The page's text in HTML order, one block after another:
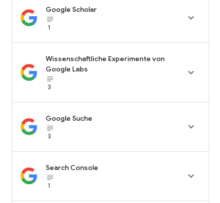
Google Scholar
subject_black
1

Wissenschaftliche Experimente von
Google Labs
subject_black
3

Google Suche
subject_black
3

Search Console
subject_black
1
